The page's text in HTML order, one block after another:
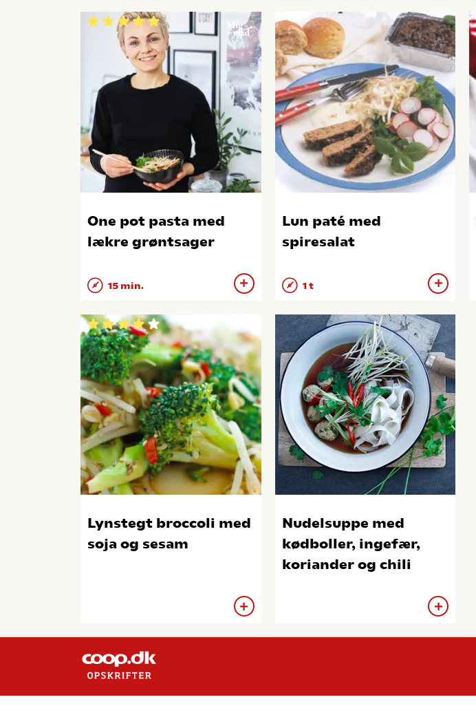
One pot pasta med
lækre grøntsager
15 min.
Lun paté med
spiresalat
1 t
Lynstegt broccoli med
soja og sesam
Nudelsuppe med
kødboller, ingefær,
koriander og chili